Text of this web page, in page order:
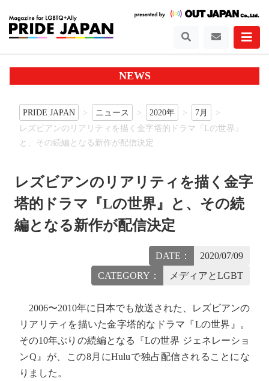
NEWS
PRIDE JAPAN ニュース 2020年
7月
レズビアンのリアリティを描く金字塔的ドラマ『Lの世界』
と、その続編となる新作が配信決定
レズビアンのリアリティを描く金字
塔的ドラマ『Lの世界』と、その続
編となる新作が配信決定
DATE：
2020/07/09
CATEGORY：
メディアとLGBT
2006〜2010年に日本でも放送された、レズビアンの
リアリティを描いた金字塔的なドラマ『Lの世界』。
その10年ぶりの続編となる『Lの世界 ジェネレーショ
ンQ』が、この8月にHuluで独占配信されることにな
りました。